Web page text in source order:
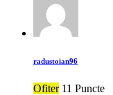
radustoian96
Ofiter 11 Puncte